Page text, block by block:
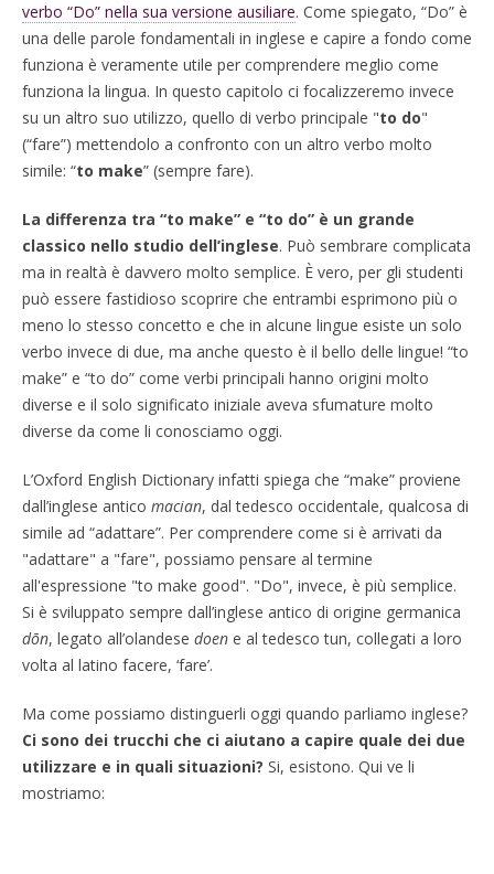
verbo “Do” nella sua versione ausiliare. Come spiegato, “Do” è
una delle parole fondamentali in inglese e capire a fondo come
funziona è veramente utile per comprendere meglio come
funziona la lingua. In questo capitolo ci focalizzeremo invece
su un altro suo utilizzo, quello di verbo principale "to do"
(“fare”) mettendolo a confronto con un altro verbo molto
simile: “to make” (sempre fare).
La differenza tra “to make” e “to do” è un grande
classico nello studio dell’inglese. Può sembrare complicata
ma in realtà è davvero molto semplice. È vero, per gli studenti
può essere fastidioso scoprire che entrambi esprimono più o
meno lo stesso concetto e che in alcune lingue esiste un solo
verbo invece di due, ma anche questo è il bello delle lingue! “to
make” e “to do” come verbi principali hanno origini molto
diverse e il solo significato iniziale aveva sfumature molto
diverse da come li conosciamo oggi.
L’Oxford English Dictionary infatti spiega che “make” proviene
dall’inglese antico macian, dal tedesco occidentale, qualcosa di
simile ad “adattare”. Per comprendere come si è arrivati da
"adattare" a "fare", possiamo pensare al termine
all'espressione "to make good". "Do", invece, è più semplice.
Si è sviluppato sempre dall’inglese antico di origine germanica
dōn, legato all’olandese doen e al tedesco tun, collegati a loro
volta al latino facere, ‘fare’.
Ma come possiamo distinguerli oggi quando parliamo inglese?
Ci sono dei trucchi che ci aiutano a capire quale dei due
utilizzare e in quali situazioni? Si, esistono. Qui ve li
mostriamo: